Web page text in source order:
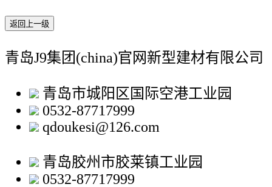
返回上一级
青岛J9集团(china)官网新型建材有限公司
青岛市城阳区国际空港工业园
0532-87717999
qdoukesi@126.com
青岛胶州市胶莱镇工业园
0532-87717999